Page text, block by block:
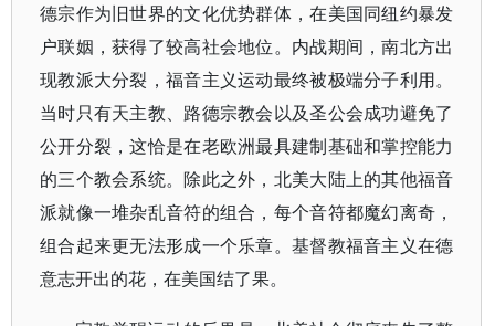
德宗作为旧世界的文化优势群体，在美国同纽约暴发
户联姻，获得了较高社会地位。内战期间，南北方出
现教派大分裂，福音主义运动最终被极端分子利用。
当时只有天主教、路德宗教会以及圣公会成功避免了
公开分裂，这恰是在老欧洲最具建制基础和掌控能力
的三个教会系统。除此之外，北美大陆上的其他福音
派就像一堆杂乱音符的组合，每个音符都魔幻离奇，
组合起来更无法形成一个乐章。基督教福音主义在德
意志开出的花，在美国结了果。